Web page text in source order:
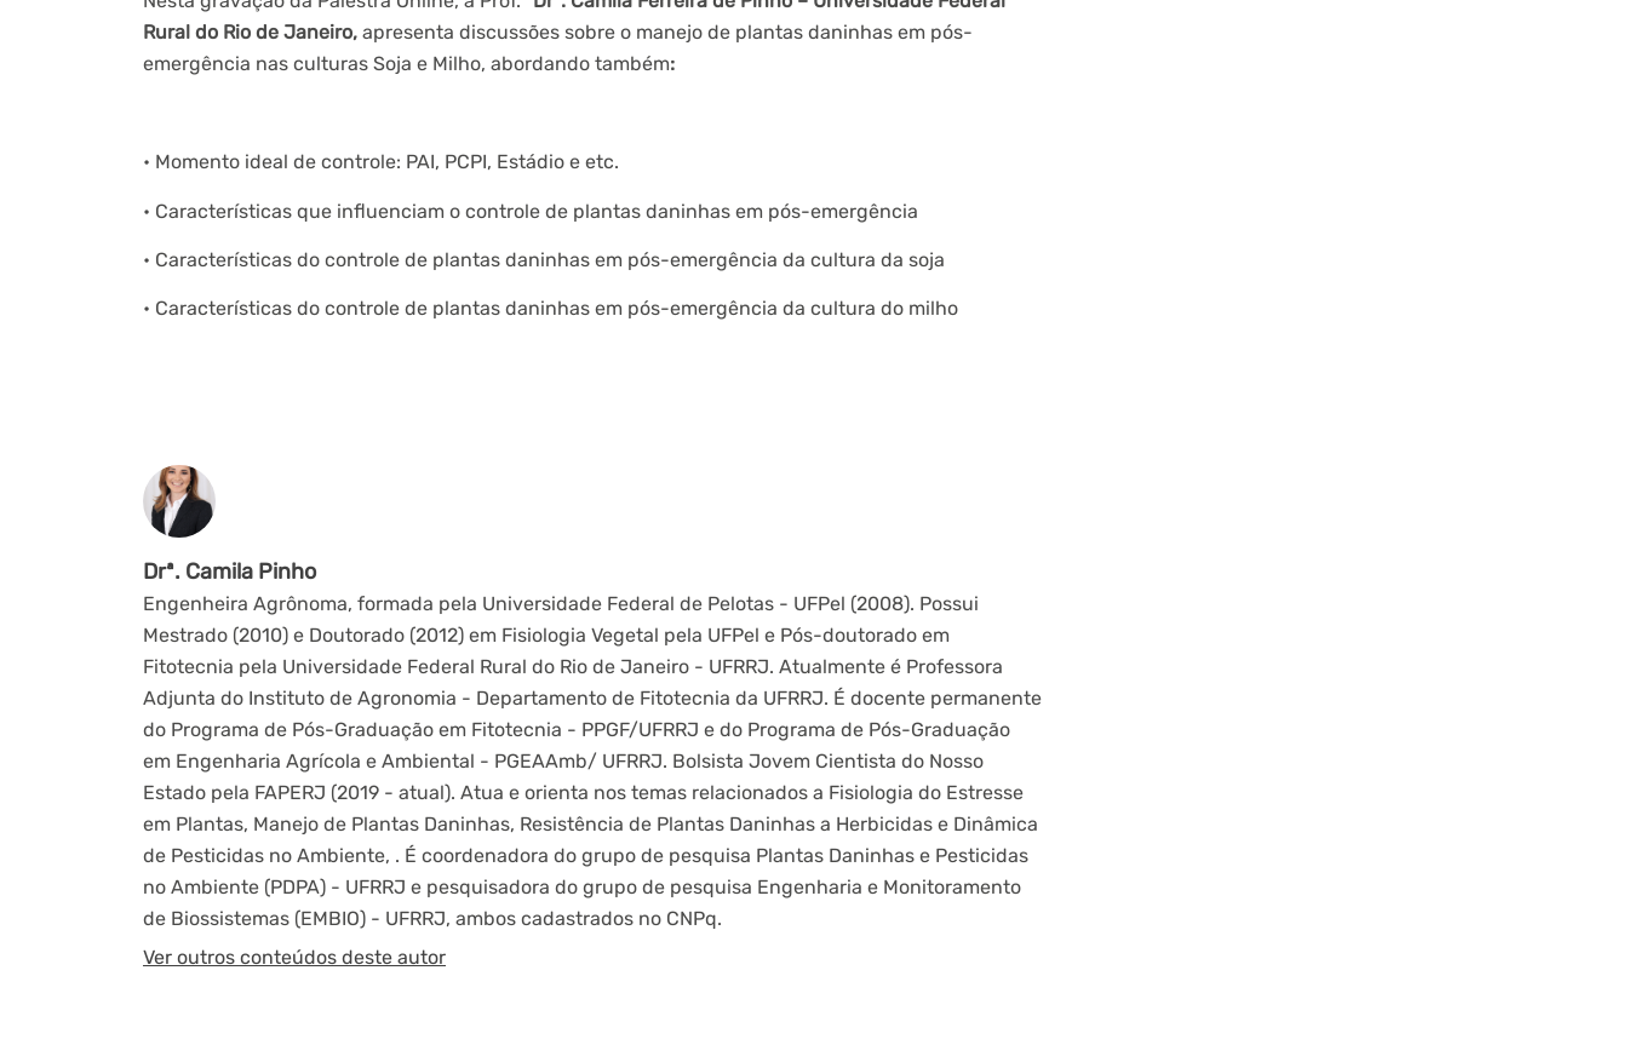
Rural do Rio de Janeiro, apresenta discussões sobre o manejo de plantas daninhas em pós-
emergência nas culturas Soja e Milho, abordando também:
• Momento ideal de controle: PAI, PCPI, Estádio e etc.
• Características que influenciam o controle de plantas daninhas em pós-emergência
• Características do controle de plantas daninhas em pós-emergência da cultura da soja
• Características do controle de plantas daninhas em pós-emergência da cultura do milho
Drª. Camila Pinho
Engenheira Agrônoma, formada pela Universidade Federal de Pelotas - UFPel (2008). Possui
Mestrado (2010) e Doutorado (2012) em Fisiologia Vegetal pela UFPel e Pós-doutorado em
Fitotecnia pela Universidade Federal Rural do Rio de Janeiro - UFRRJ. Atualmente é Professora
Adjunta do Instituto de Agronomia - Departamento de Fitotecnia da UFRRJ. É docente permanente
do Programa de Pós-Graduação em Fitotecnia - PPGF/UFRRJ e do Programa de Pós-Graduação
em Engenharia Agrícola e Ambiental - PGEAAmb/ UFRRJ. Bolsista Jovem Cientista do Nosso
Estado pela FAPERJ (2019 - atual). Atua e orienta nos temas relacionados a Fisiologia do Estresse
em Plantas, Manejo de Plantas Daninhas, Resistência de Plantas Daninhas a Herbicidas e Dinâmica
de Pesticidas no Ambiente, . É coordenadora do grupo de pesquisa Plantas Daninhas e Pesticidas
no Ambiente (PDPA) - UFRRJ e pesquisadora do grupo de pesquisa Engenharia e Monitoramento
de Biossistemas (EMBIO) - UFRRJ, ambos cadastrados no CNPq.
Ver outros conteúdos deste autor